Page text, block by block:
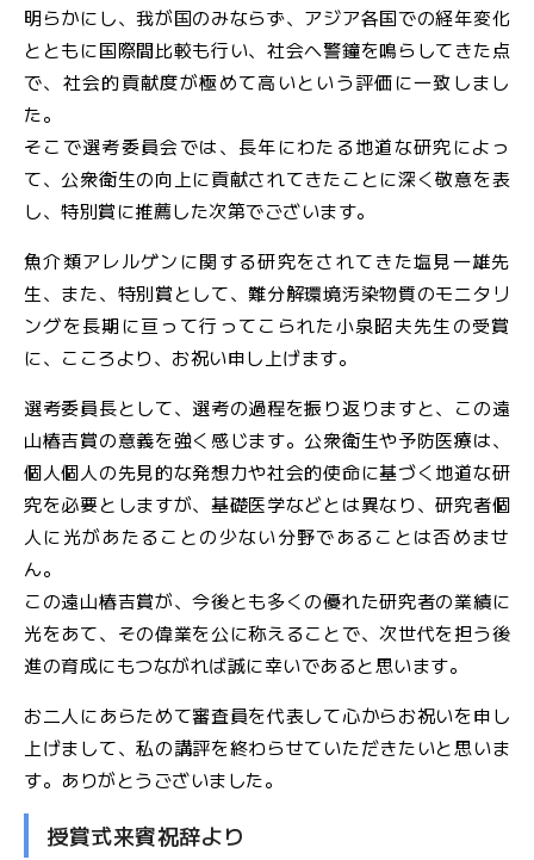
明らかにし、我が国のみならず、アジア各国での経年変化
とともに国際間比較も行い、社会へ警鐘を鳴らしてきた点
で、社会的貢献度が極めて高いという評価に一致しまし
た。
そこで選考委員会では、長年にわたる地道な研究によっ
て、公衆衛生の向上に貢献されてきたことに深く敬意を表
し、特別賞に推薦した次第でございます。
魚介類アレルゲンに関する研究をされてきた塩見一雄先
生、また、特別賞として、難分解環境汚染物質のモニタリ
ングを長期に亘って行ってこられた小泉昭夫先生の受賞
に、こころより、お祝い申し上げます。
選考委員長として、選考の過程を振り返りますと、この遠
山椿吉賞の意義を強く感じます。公衆衛生や予防医療は、
個人個人の先見的な発想力や社会的使命に基づく地道な研
究を必要としますが、基礎医学などとは異なり、研究者個
人に光があたることの少ない分野であることは否めませ
ん。
この遠山椿吉賞が、今後とも多くの優れた研究者の業績に
光をあて、その偉業を公に称えることで、次世代を担う後
進の育成にもつながれば誠に幸いであると思います。
お二人にあらためて審査員を代表して心からお祝いを申し
上げまして、私の講評を終わらせていただきたいと思いま
す。ありがとうございました。
授賞式来賓祝辞より